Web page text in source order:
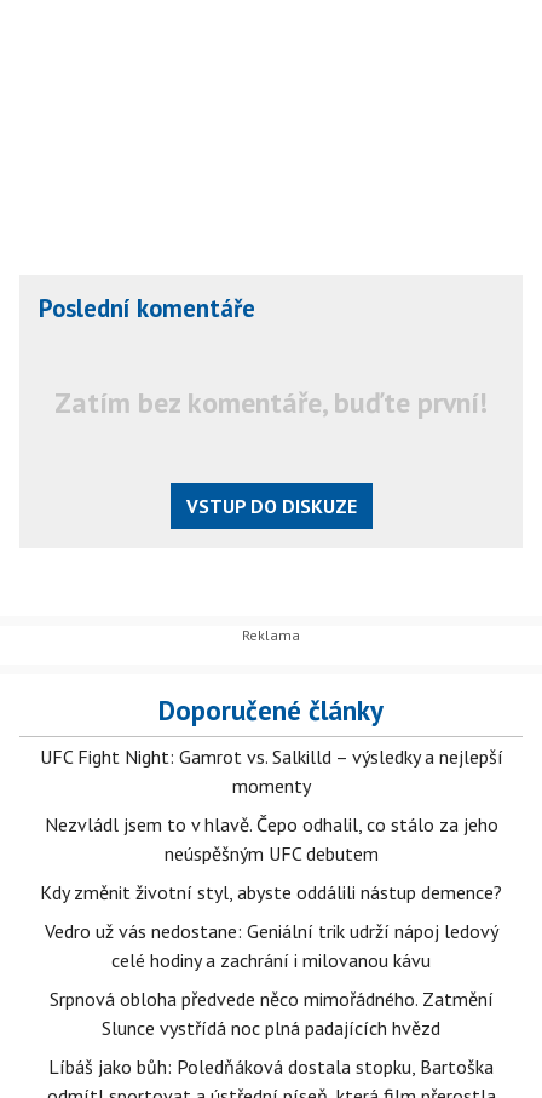
Poslední komentáře
Zatím bez komentáře, buďte první!
VSTUP DO DISKUZE
Doporučené články
UFC Fight Night: Gamrot vs. Salkilld – výsledky a nejlepší
momenty
Nezvládl jsem to v hlavě. Čepo odhalil, co stálo za jeho
neúspěšným UFC debutem
Kdy změnit životní styl, abyste oddálili nástup demence?
Vedro už vás nedostane: Geniální trik udrží nápoj ledový
celé hodiny a zachrání i milovanou kávu
Srpnová obloha předvede něco mimořádného. Zatmění
Slunce vystřídá noc plná padajících hvězd
Líbáš jako bůh: Poledňáková dostala stopku, Bartoška